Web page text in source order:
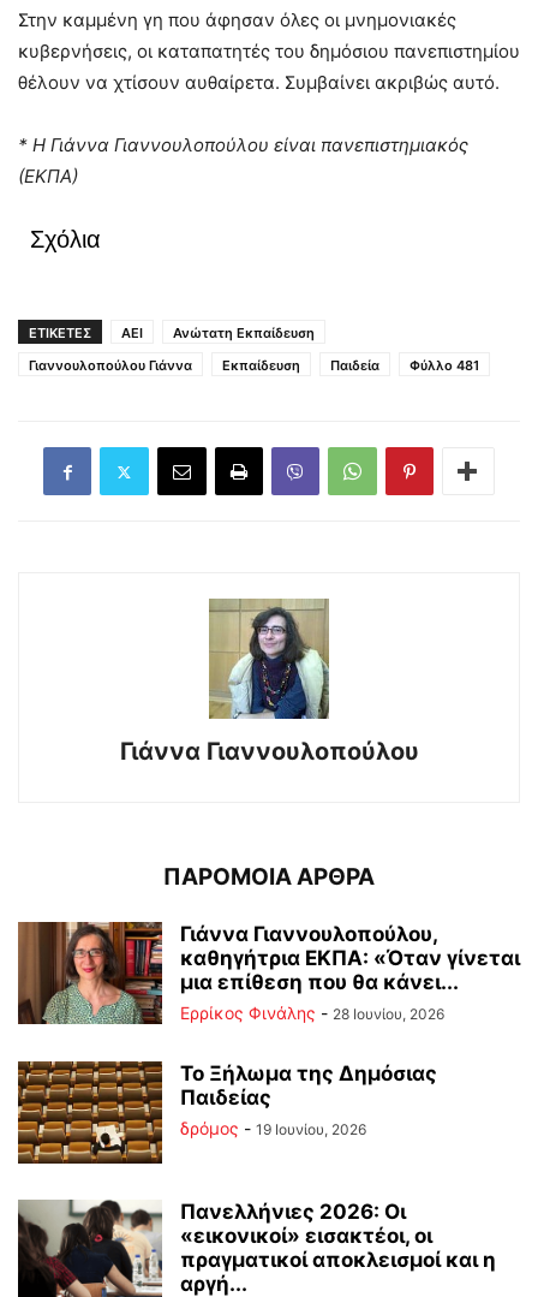
Στην καμμένη γη που άφησαν όλες οι μνημονιακές
κυβερνήσεις, οι καταπατητές του δημόσιου πανεπιστημίου
θέλουν να χτίσουν αυθαίρετα. Συμβαίνει ακριβώς αυτό.
* Η Γιάννα Γιαννουλοπούλου είναι πανεπιστημιακός
(ΕΚΠΑ)
Σχόλια
ΕΤΙΚΕΤΕΣ ΑΕΙ
Ανώτατη Εκπαίδευση
Γιαννουλοπούλου Γιάννα
Εκπαίδευση Παιδεία Φύλλο 481
Γιάννα Γιαννουλοπούλου
ΠΑΡΟΜΟΙΑ ΑΡΘΡΑ
Γιάννα Γιαννουλοπούλου,
καθηγήτρια ΕΚΠΑ: «Όταν γίνεται
μια επίθεση που θα κάνει...
Ερρίκος Φινάλης - 28 Ιουνίου, 2026
Το Ξήλωμα της Δημόσιας
Παιδείας
δρόμος - 19 Ιουνίου, 2026
Πανελλήνιες 2026: Οι
«εικονικοί» εισακτέοι, οι
πραγματικοί αποκλεισμοί και η
αργή...